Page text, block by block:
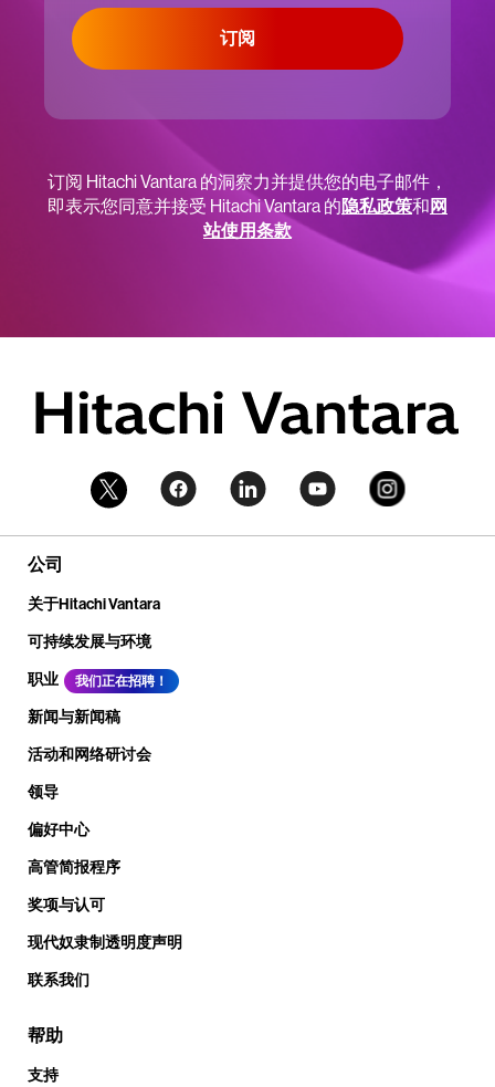
订阅
订阅 Hitachi Vantara 的洞察力并提供您的电子邮件，
即表示您同意并接受 Hitachi Vantara 的隐私政策和 网
站使用条款
公司
关于Hitachi Vantara
可持续发展与环境
职业
我们正在招聘！
新闻与新闻稿
活动和网络研讨会
领导
偏好中心
高管简报程序
奖项与认可
现代奴隶制透明度声明
联系我们
帮助
支持